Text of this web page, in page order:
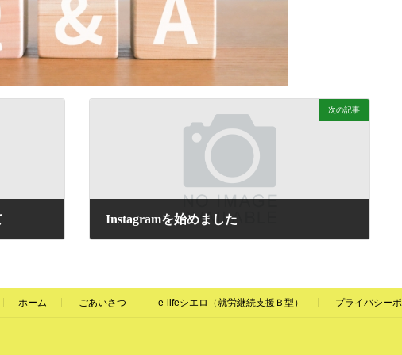
次の記事
Instagramを始めました
ホーム ごあいさつ e-lifeシエロ（就労継続支援Ｂ型） プライバシー